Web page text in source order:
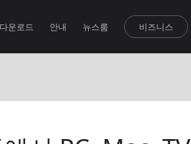
다운로드 안내 뉴스룸 비즈니스